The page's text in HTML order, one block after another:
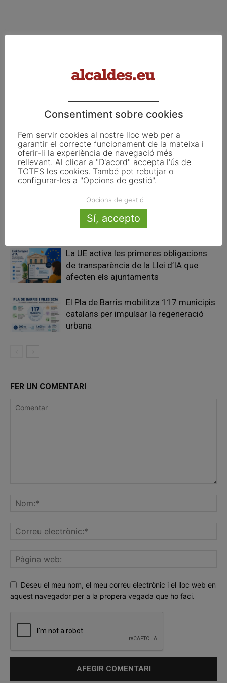
La CUP replica avui el discurs
del president Puigdemont
Aquest 30 de setembre es
commemora el Dia
Internacional del Trastorn
Específic del Llenguatge (TEL)
Articles relacionats
Pals reclama revisar el decret dels
habitatges d’ús turístic per preservar
l’autonomia municipal
La UE activa les primeres obligacions
de transparència de la Llei d’IA que
afecten els ajuntaments
El Pla de Barris mobilitza 117 municipis
catalans per impulsar la regeneració
urbana
FER UN COMENTARI
Deseu el meu nom, el meu correu electrònic i el lloc web en
aquest navegador per a la propera vegada que ho faci.
Consentiment sobre cookies
Fem servir cookies al nostre lloc web per a
garantir el correcte funcionament de la mateixa i
oferir-li la experiència de navegació més
rellevant. Al clicar a "D'acord" accepta l'ús de
TOTES les cookies. També pot rebutjar o
configurar-les a "Opcions de gestió".
Opcions de gestió
Sí, accepto